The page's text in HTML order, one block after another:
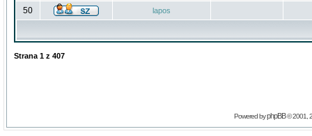
50 lapos
Strana 1 z 407
Powered byphpBB© 2001,